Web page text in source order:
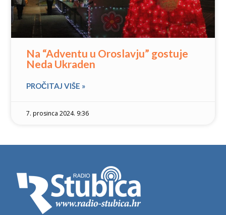
Na “Adventu u Oroslavju” gostuje
Neda Ukraden
PROČITAJ VIŠE »
7. prosinca 2024. 9:36